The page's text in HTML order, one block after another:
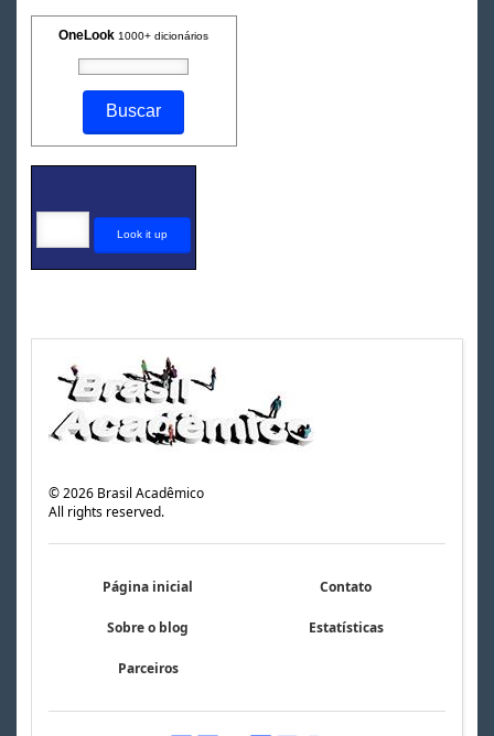
OneLook 1000+ dicionários
©2026 Brasil Acadêmico
All rights reserved.
Página inicial Contato
Sobre o blog Estatísticas
Parceiros